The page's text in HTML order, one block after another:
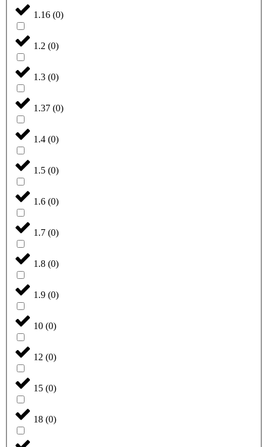
1.16 (0)
1.2 (0)
1.3 (0)
1.37 (0)
1.4 (0)
1.5 (0)
1.6 (0)
1.7 (0)
1.8 (0)
1.9 (0)
10 (0)
12 (0)
15 (0)
18 (0)